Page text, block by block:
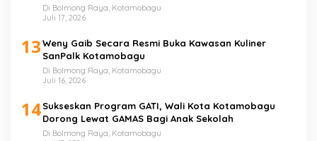
Di Bolmong Raya, Kotamobagu
Juli 17, 2026
13Weny Gaib Secara Resmi Buka Kawasan Kuliner
SanPalk Kotamobagu
Di Bolmong Raya, Kotamobagu
Juli 16, 2026
14Sukseskan Program GATI, Wali Kota Kotamobagu
Dorong Lewat GAMAS Bagi Anak Sekolah
Di Bolmong Raya, Kotamobagu